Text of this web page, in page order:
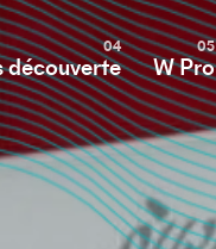
découverte W Pro